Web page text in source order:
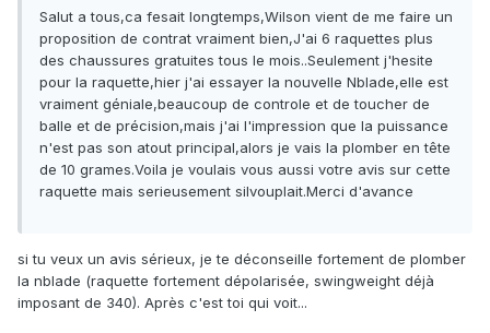
Salut a tous,ca fesait longtemps,Wilson vient de me faire un
proposition de contrat vraiment bien,J'ai 6 raquettes plus
des chaussures gratuites tous le mois..Seulement j'hesite
pour la raquette,hier j'ai essayer la nouvelle Nblade,elle est
vraiment géniale,beaucoup de controle et de toucher de
balle et de précision,mais j'ai l'impression que la puissance
n'est pas son atout principal,alors je vais la plomber en tête
de 10 grames.Voila je voulais vous aussi votre avis sur cette
raquette mais serieusement silvouplait.Merci d'avance
si tu veux un avis sérieux, je te déconseille fortement de plomber
la nblade (raquette fortement dépolarisée, swingweight déjà
imposant de 340). Après c'est toi qui voit...